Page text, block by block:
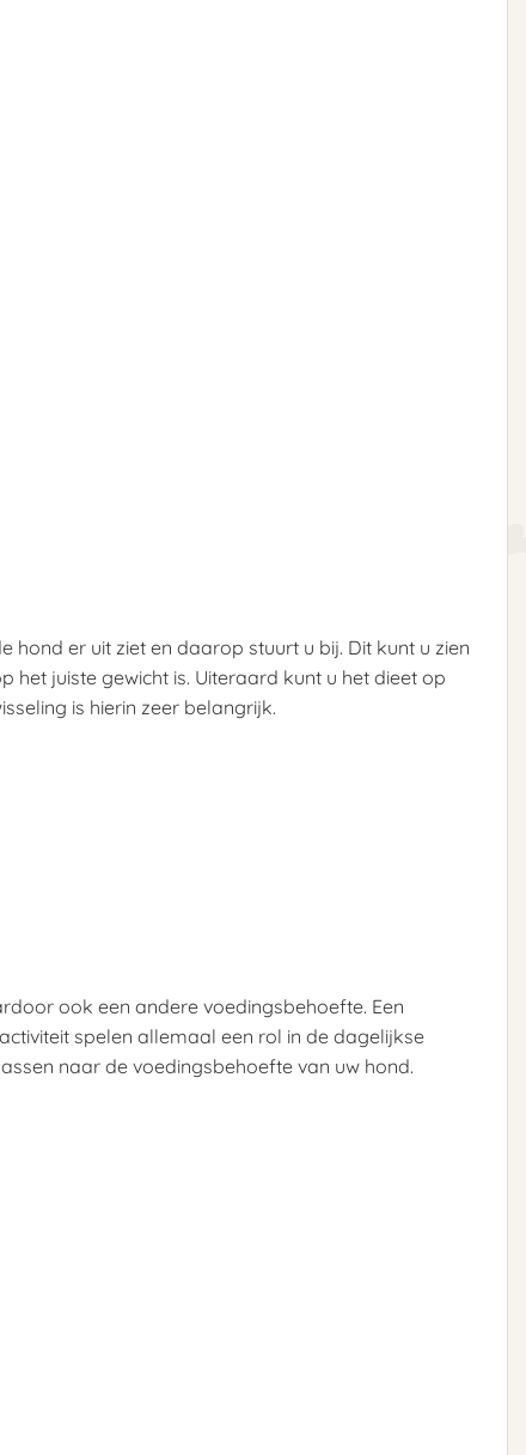
er uit ziet en daarop stuurt u bij. Dit kunt u zien
het juiste gewicht is. Uiteraard kunt u het dieet op
is hierin zeer belangrijk.
ook een andere voedingsbehoefte. Een
spelen allemaal een rol in de dagelijkse
naar de voedingsbehoefte van uw hond.